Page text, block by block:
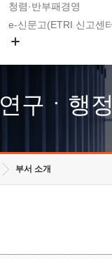
청렴·반부패경영
e-신문고(ETRI 신고센
고객의소리
수의계약 현황
연구ㆍ행
부서 소개